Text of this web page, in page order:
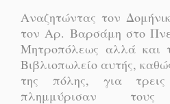
Αναζητώντας τον
τον Αρ. Βαρσάμη στο
Μητροπόλεως αλλά και
Βιβλιοπωλείο αυτής,
της πόλης, για
πλημμύρισαν